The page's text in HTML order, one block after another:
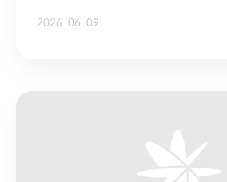
2026. 06. 09